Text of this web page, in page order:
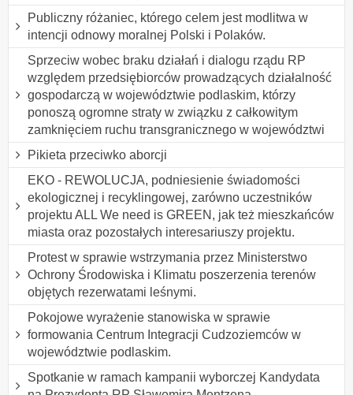
Publiczny różaniec, którego celem jest modlitwa w
intencji odnowy moralnej Polski i Polaków.
Sprzeciw wobec braku działań i dialogu rządu RP
względem przedsiębiorców prowadzących działalność
gospodarczą w województwie podlaskim, którzy
ponoszą ogromne straty w związku z całkowitym
zamknięciem ruchu transgranicznego w województwi
Pikieta przeciwko aborcji
EKO - REWOLUCJA, podniesienie świadomości
ekologicznej i recyklingowej, zarówno uczestników
projektu ALL We need is GREEN, jak też mieszkańców
miasta oraz pozostałych interesariuszy projektu.
Protest w sprawie wstrzymania przez Ministerstwo
Ochrony Środowiska i Klimatu poszerzenia terenów
objętych rezerwatami leśnymi.
Pokojowe wyrażenie stanowiska w sprawie
formowania Centrum Integracji Cudzoziemców w
województwie podlaskim.
Spotkanie w ramach kampanii wyborczej Kandydata